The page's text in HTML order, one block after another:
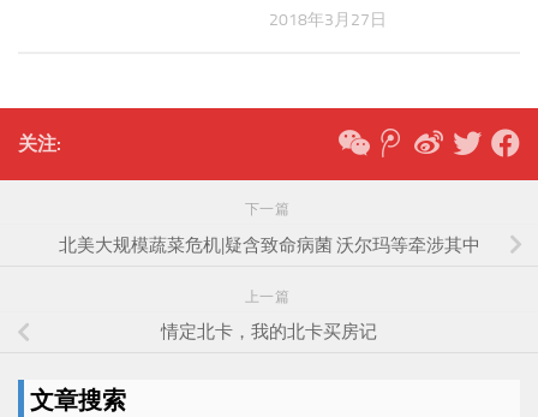
2018年3月27日
关注:
下一篇
北美大规模蔬菜危机|疑含致命病菌 沃尔玛等牵涉其中
上一篇
情定北卡，我的北卡买房记
文章搜索